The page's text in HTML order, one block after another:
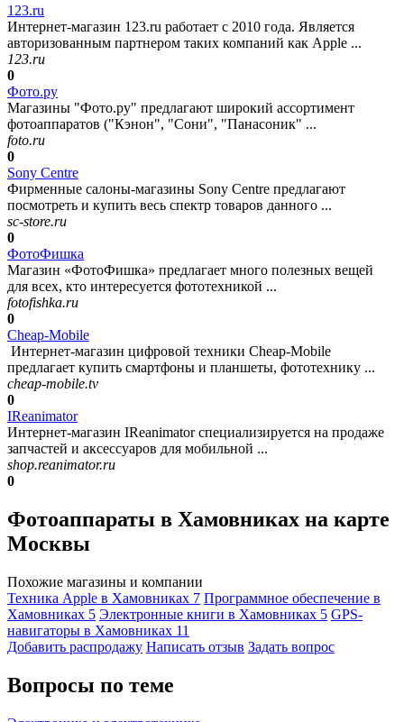
123.ru
Интернет-магазин 123.ru работает с 2010 года. Является
авторизованным партнером таких компаний как Apple ...
123.ru
0
Фото.ру
Магазины "Фото.ру" предлагают широкий ассортимент
фотоаппаратов ("Кэнон", "Сони", "Панасоник" ...
foto.ru
0
Sony Centre
Фирменные салоны-магазины Sony Centre предлагают
посмотреть и купить весь спектр товаров данного ...
sc-store.ru
0
ФотоФишка
Магазин «ФотоФишка» предлагает много полезных вещей
для всех, кто интересуется фототехникой ...
fotofishka.ru
0
Cheap-Mobile
Интернет-магазин цифровой техники Cheap-Mobile
предлагает купить смартфоны и планшеты, фототехнику ...
cheap-mobile.tv
0
IReanimator
Интернет-магазин IReanimator специализируется на продаже
запчастей и аксессуаров для мобильной ...
shop.reanimator.ru
0
Фотоаппараты в Хамовниках на карте
Москвы
Похожие магазины и компании
Техника Apple в Хамовниках 7 Программное обеспечение в
Хамовниках 5 Электронные книги в Хамовниках 5 GPS-
навигаторы в Хамовниках 11
Добавить раcпродажу Написать отзыв Задать вопрос
Вопросы по теме